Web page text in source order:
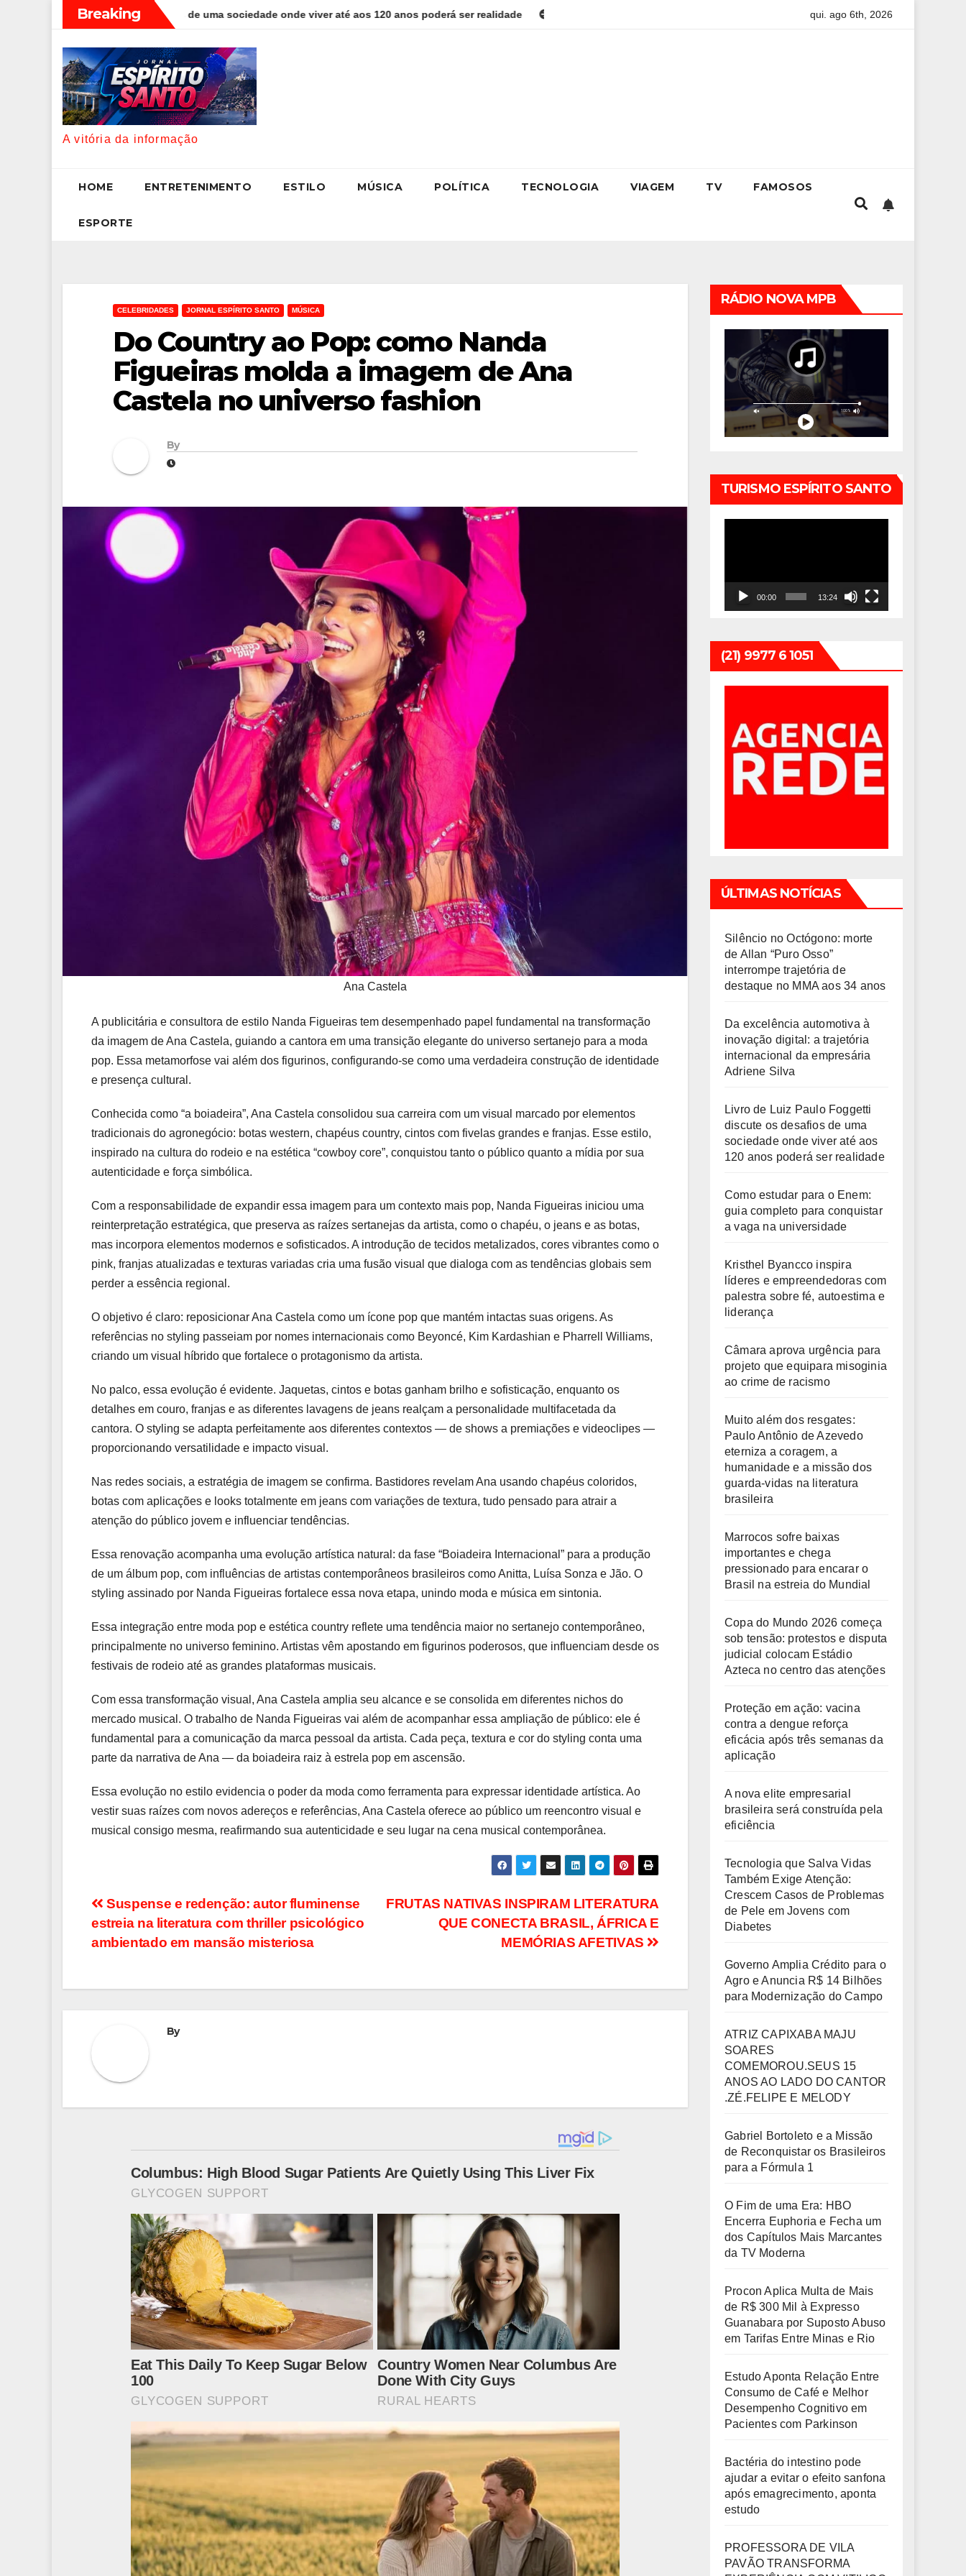
Breaking
os desafios de uma sociedade onde viver até aos 120 anos poderá ser realidade Como estudar para o Enem: guia completo para conquistar a vaga na universidade
qui. ago 6th, 2026
A vitória da informação
HOME ENTRETENIMENTO ESTILO MÚSICA POLÍTICA TECNOLOGIA VIAGEM TV FAMOSOS
ESPORTE
CELEBRIDADES JORNAL ESPÍRITO SANTO MÚSICA
Do Country ao Pop: como Nanda
Figueiras molda a imagem de Ana
Castela no universo fashion
By
Ana Castela
A publicitária e consultora de estilo Nanda Figueiras tem desempenhado papel fundamental na transformação
da imagem de Ana Castela, guiando a cantora em uma transição elegante do universo sertanejo para a moda
pop. Essa metamorfose vai além dos figurinos, configurando-se como uma verdadeira construção de identidade
e presença cultural.
Conhecida como “a boiadeira”, Ana Castela consolidou sua carreira com um visual marcado por elementos
tradicionais do agronegócio: botas western, chapéus country, cintos com fivelas grandes e franjas. Esse estilo,
inspirado na cultura do rodeio e na estética “cowboy core”, conquistou tanto o público quanto a mídia por sua
autenticidade e força simbólica.
Com a responsabilidade de expandir essa imagem para um contexto mais pop, Nanda Figueiras iniciou uma
reinterpretação estratégica, que preserva as raízes sertanejas da artista, como o chapéu, o jeans e as botas,
mas incorpora elementos modernos e sofisticados. A introdução de tecidos metalizados, cores vibrantes como o
pink, franjas atualizadas e texturas variadas cria uma fusão visual que dialoga com as tendências globais sem
perder a essência regional.
O objetivo é claro: reposicionar Ana Castela como um ícone pop que mantém intactas suas origens. As
referências no styling passeiam por nomes internacionais como Beyoncé, Kim Kardashian e Pharrell Williams,
criando um visual híbrido que fortalece o protagonismo da artista.
No palco, essa evolução é evidente. Jaquetas, cintos e botas ganham brilho e sofisticação, enquanto os
detalhes em couro, franjas e as diferentes lavagens de jeans realçam a personalidade multifacetada da
cantora. O styling se adapta perfeitamente aos diferentes contextos — de shows a premiações e videoclipes —
proporcionando versatilidade e impacto visual.
Nas redes sociais, a estratégia de imagem se confirma. Bastidores revelam Ana usando chapéus coloridos,
botas com aplicações e looks totalmente em jeans com variações de textura, tudo pensado para atrair a
atenção do público jovem e influenciar tendências.
Essa renovação acompanha uma evolução artística natural: da fase “Boiadeira Internacional” para a produção
de um álbum pop, com influências de artistas contemporâneos brasileiros como Anitta, Luísa Sonza e Jão. O
styling assinado por Nanda Figueiras fortalece essa nova etapa, unindo moda e música em sintonia.
Essa integração entre moda pop e estética country reflete uma tendência maior no sertanejo contemporâneo,
principalmente no universo feminino. Artistas vêm apostando em figurinos poderosos, que influenciam desde os
festivais de rodeio até as grandes plataformas musicais.
Com essa transformação visual, Ana Castela amplia seu alcance e se consolida em diferentes nichos do
mercado musical. O trabalho de Nanda Figueiras vai além de acompanhar essa ampliação de público: ele é
fundamental para a comunicação da marca pessoal da artista. Cada peça, textura e cor do styling conta uma
parte da narrativa de Ana — da boiadeira raiz à estrela pop em ascensão.
Essa evolução no estilo evidencia o poder da moda como ferramenta para expressar identidade artística. Ao
vestir suas raízes com novos adereços e referências, Ana Castela oferece ao público um reencontro visual e
musical consigo mesma, reafirmando sua autenticidade e seu lugar na cena musical contemporânea.
Navegação
de
FRUTAS NATIVAS INSPIRAM LITERATURA
QUE CONECTA BRASIL, ÁFRICA E
MEMÓRIAS AFETIVAS
Suspense e redenção: autor fluminense
estreia na literatura com thriller psicológico
ambientado em mansão misteriosa
By
RÁDIO NOVA MPB
TURISMO ESPÍRITO SANTO
00:00 13:24
(21) 9977 6 1051
ÚLTIMAS NOTÍCIAS
Silêncio no Octógono: morte
de Allan “Puro Osso”
interrompe trajetória de
destaque no MMA aos 34 anos
Da excelência automotiva à
inovação digital: a trajetória
internacional da empresária
Adriene Silva
Livro de Luiz Paulo Foggetti
discute os desafios de uma
sociedade onde viver até aos
120 anos poderá ser realidade
Como estudar para o Enem:
guia completo para conquistar
a vaga na universidade
Kristhel Byancco inspira
líderes e empreendedoras com
palestra sobre fé, autoestima e
liderança
Câmara aprova urgência para
projeto que equipara misoginia
ao crime de racismo
Muito além dos resgates:
Paulo Antônio de Azevedo
eterniza a coragem, a
humanidade e a missão dos
guarda-vidas na literatura
brasileira
Marrocos sofre baixas
importantes e chega
pressionado para encarar o
Brasil na estreia do Mundial
Copa do Mundo 2026 começa
sob tensão: protestos e disputa
judicial colocam Estádio
Azteca no centro das atenções
Proteção em ação: vacina
contra a dengue reforça
eficácia após três semanas da
aplicação
A nova elite empresarial
brasileira será construída pela
eficiência
Tecnologia que Salva Vidas
Também Exige Atenção:
Crescem Casos de Problemas
de Pele em Jovens com
Diabetes
Governo Amplia Crédito para o
Agro e Anuncia R$ 14 Bilhões
para Modernização do Campo
ATRIZ CAPIXABA MAJU
SOARES
COMEMOROU.SEUS 15
ANOS AO LADO DO CANTOR
.ZÉ.FELIPE E MELODY
Gabriel Bortoleto e a Missão
de Reconquistar os Brasileiros
para a Fórmula 1
O Fim de uma Era: HBO
Encerra Euphoria e Fecha um
dos Capítulos Mais Marcantes
da TV Moderna
Procon Aplica Multa de Mais
de R$ 300 Mil à Expresso
Guanabara por Suposto Abuso
em Tarifas Entre Minas e Rio
Estudo Aponta Relação Entre
Consumo de Café e Melhor
Desempenho Cognitivo em
Pacientes com Parkinson
Bactéria do intestino pode
ajudar a evitar o efeito sanfona
após emagrecimento, aponta
estudo
PROFESSORA DE VILA
PAVÃO TRANSFORMA